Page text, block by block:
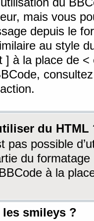
mais vous
depuis le
au style
] à la place de <
du HTML
pas possible
du
à la
smileys ?